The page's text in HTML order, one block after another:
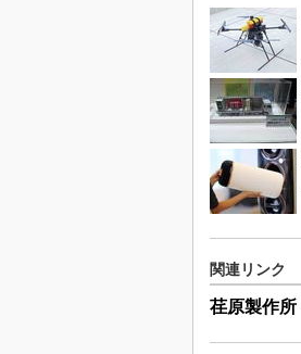
関連リンク
荏原製作所